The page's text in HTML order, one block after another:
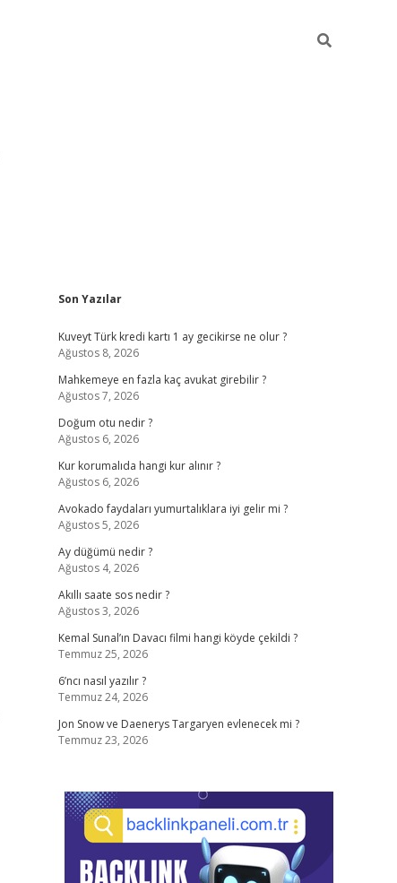
Sidebar
Son Yazılar
Kuveyt Türk kredi kartı 1 ay gecikirse ne olur ?
Ağustos 8, 2026
Mahkemeye en fazla kaç avukat girebilir ?
Ağustos 7, 2026
Doğum otu nedir ?
Ağustos 6, 2026
Kur korumalıda hangi kur alınır ?
Ağustos 6, 2026
Avokado faydaları yumurtalıklara iyi gelir mi ?
Ağustos 5, 2026
Ay düğümü nedir ?
Ağustos 4, 2026
Akıllı saate sos nedir ?
Ağustos 3, 2026
Kemal Sunal’ın Davacı filmi hangi köyde çekildi ?
Temmuz 25, 2026
6’ncı nasıl yazılır ?
Temmuz 24, 2026
Jon Snow ve Daenerys Targaryen evlenecek mi ?
Temmuz 23, 2026
betcivdcasino giriş